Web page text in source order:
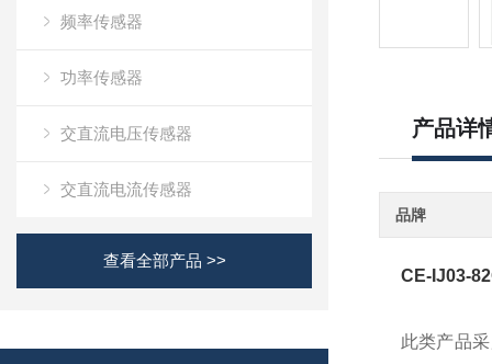
频率传感器
功率传感器
交直流电压传感器
交直流电流传感器
查看全部产品 >>
产品详
品牌
CE-IJ03-
此类产品